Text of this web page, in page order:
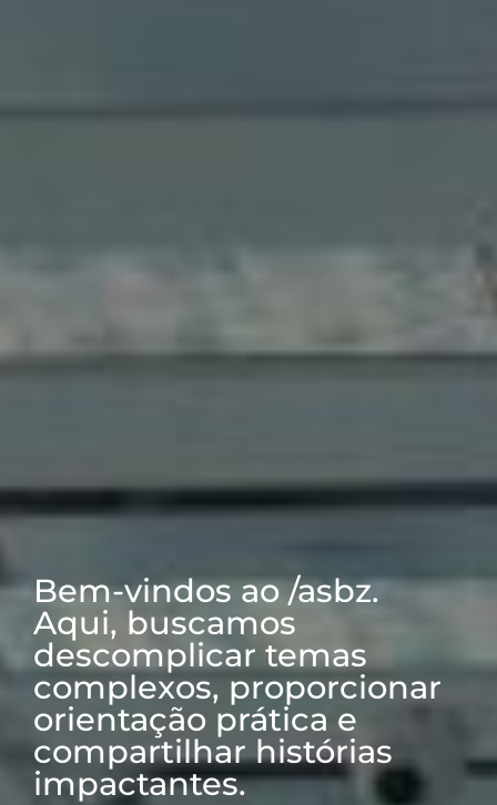
Bem-vindos ao /asbz.
Aqui, buscamos
descomplicar temas
complexos, proporcionar
orientação prática e
compartilhar histórias
impactantes.